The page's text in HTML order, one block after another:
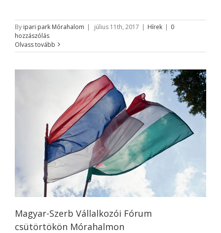
By ipari park Mórahalom | július 11th, 2017 | Hírek | 0
hozzászólás
Olvass tovább
Magyar-Szerb Vállalkozói Fórum
csütörtökön Mórahalmon